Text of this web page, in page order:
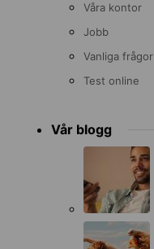
Våra kontor
Jobb
Vanliga frågor
Test online
Vår blogg